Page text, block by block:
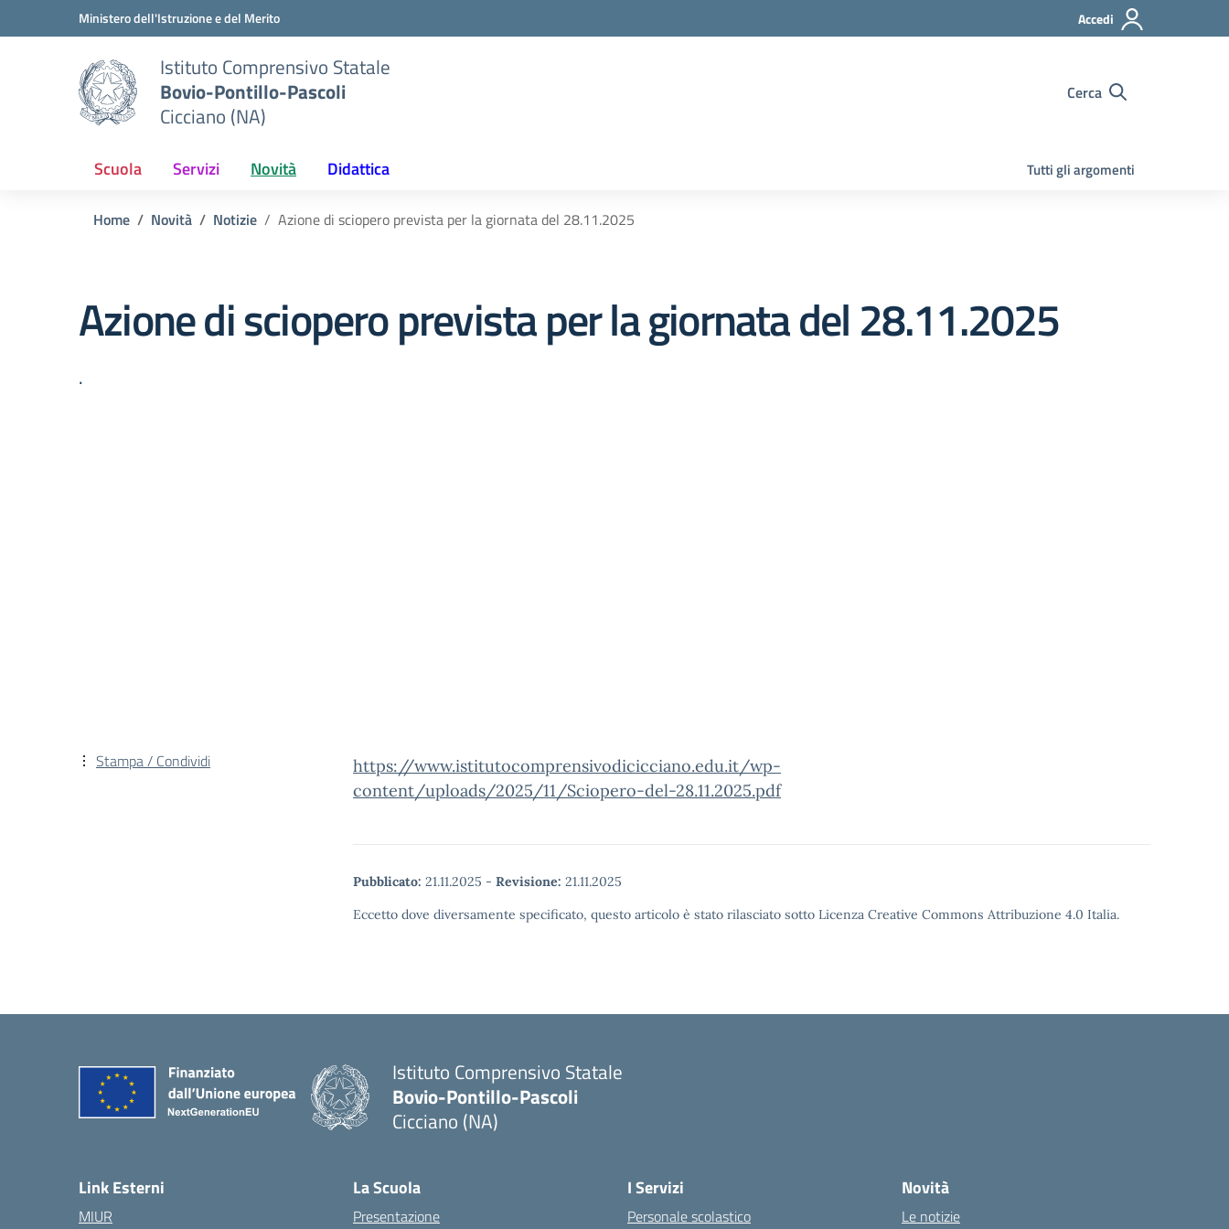
Vai ai contenuti
Vai al menu di navigazioneMinistero dell'Istruzione e del Merito Accedi
Istituto Comprensivo Statale
Bovio-Pontillo-Pascoli
Cicciano (NA)
Cerca
Scuola Servizi Novità Didattica Tutti gli argomenti
Home Novità Notizie Azione di sciopero prevista per la giornata del 28.11.2025
Azione di sciopero prevista per la giornata del 28.11.2025
.
https://www.istitutocomprensivodicicciano.edu.it/wp-
content/uploads/2025/11/Sciopero-del-28.11.2025.pdf
Pubblicato: 21.11.2025 - Revisione: 21.11.2025
Eccetto dove diversamente specificato, questo articolo è stato rilasciato sotto Licenza Creative Commons Attribuzione 4.0 Italia.
Stampa / Condividi
Istituto Comprensivo Statale
Bovio-Pontillo-Pascoli
Cicciano (NA)
Link Esterni
MIUR
La Scuola
Presentazione
I Servizi
Personale scolastico
Novità
Le notizie